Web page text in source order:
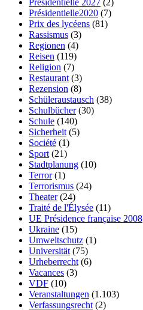
Présidentielle 2027 (2)
Présidentielle2020 (7)
Prix des lycéens (81)
Rassismus (3)
Regionen (4)
Reisen (119)
Religion (7)
Restaurant (3)
Rezension (8)
Schüleraustausch (38)
Schulbücher(30)
Schule (140)
Sicherheit (5)
Société (1)
Sport (21)
Stadtplanung (10)
Terror(1)
Terrorismus (24)
Theater(24)
Traité de l'Élysée (11)
UE Présidence française 2008
Ukraine (15)
Umweltschutz (1)
Universität (75)
Urheberrecht (6)
Vacances (3)
VDF (10)
Veranstaltungen (1.103)
Verfassungsrecht (2)